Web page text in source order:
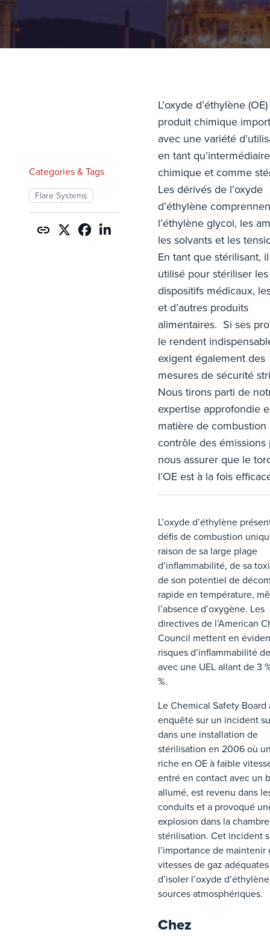
Categories & Tags
Flare Systems
L’oxyde d’éthylène
produit chimique
avec une variété
en tant qu’intermédiaire
chimique et comme
Les dérivés de l’oxyde
d’éthylène
l’éthylène glycol, les
les solvants et les
En tant que stérilisant,
utilisé pour stériliser les
dispositifs médicaux,
et d’autres produits
alimentaires. Si ses
le rendent
exigent également des
mesures de sécurité
Nous tirons parti de
expertise approfondie
matière de combustion
contrôle des émissions
nous assurer que le
l’OE est à la fois
L’oxyde d’éthylène
défis de combustion
raison de sa large plage
d’inflammabilité, de sa
de son potentiel de
rapide en température,
l’absence d’oxygène. Les
directives de l’American
Council mettent en
risques d’inflammabilité
avec une UEL allant de 3
%.
Le Chemical Safety Board
enquêté sur un incident
dans une installation de
stérilisation en 2006 où
riche en OE à faible
entré en contact avec un
allumé, est revenu dans
conduits et a provoqué
explosion dans la
stérilisation. Cet incident
l’importance de maintenir
vitesses de gaz
d’isoler l’oxyde
sources atmosphériques.
Chez